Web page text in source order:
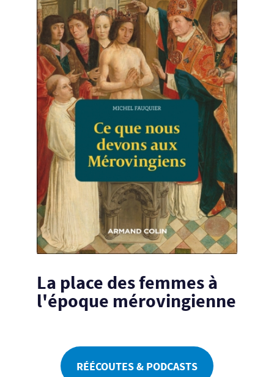
La place des femmes à
l'époque mérovingienne
RÉÉCOUTES & PODCASTS